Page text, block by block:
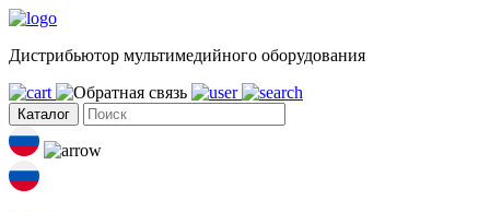
Дистрибьютор мультимедийного оборудования
Каталог